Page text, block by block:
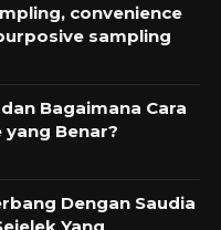
convenience
sampling
Bagaimana Cara
yang Benar?
Dengan Saudia
Yang